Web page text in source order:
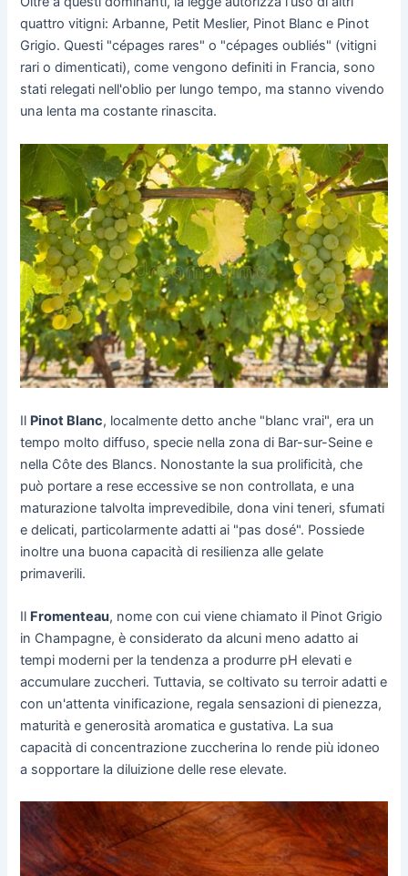
quattro vitigni: Arbanne, Petit Meslier, Pinot Blanc e Pinot
Grigio. Questi "cépages rares" o "cépages oubliés" (vitigni
rari o dimenticati), come vengono definiti in Francia, sono
stati relegati nell'oblio per lungo tempo, ma stanno vivendo
una lenta ma costante rinascita.
Il Pinot Blanc, localmente detto anche "blanc vrai", era un
tempo molto diffuso, specie nella zona di Bar-sur-Seine e
nella Côte des Blancs. Nonostante la sua prolificità, che
può portare a rese eccessive se non controllata, e una
maturazione talvolta imprevedibile, dona vini teneri, sfumati
e delicati, particolarmente adatti ai "pas dosé". Possiede
inoltre una buona capacità di resilienza alle gelate
primaverili.
Il Fromenteau, nome con cui viene chiamato il Pinot Grigio
in Champagne, è considerato da alcuni meno adatto ai
tempi moderni per la tendenza a produrre pH elevati e
accumulare zuccheri. Tuttavia, se coltivato su terroir adatti e
con un'attenta vinificazione, regala sensazioni di pienezza,
maturità e generosità aromatica e gustativa. La sua
capacità di concentrazione zuccherina lo rende più idoneo
a sopportare la diluizione delle rese elevate.